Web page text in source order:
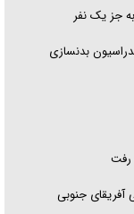
جز یک نفر
بدنسازی
رفت
جنوبی